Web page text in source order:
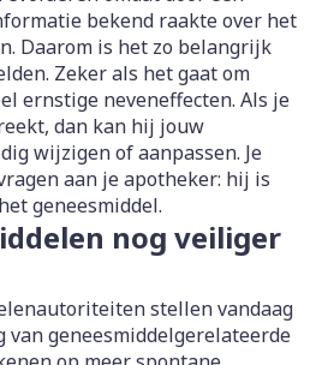
bekend raakte over het
Daarom is het zo belangrijk
Zeker als het gaat om
ernstige neveneffecten. Als je
dan kan hij jouw
wijzigen of aanpassen. Je
aan je apotheker: hij is
geneesmiddel.
nog veiliger
stellen vandaag
geneesmiddelgerelateerde